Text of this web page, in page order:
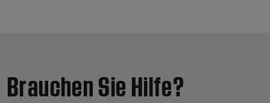
Brauchen Sie Hilfe?